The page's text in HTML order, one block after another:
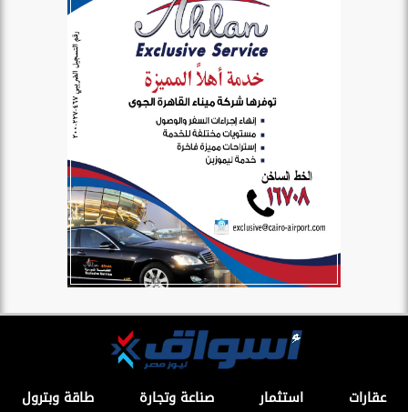
عقارات استثمار صناعة وتجارة
طاقة وبترول